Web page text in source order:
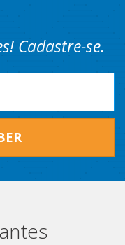
Cadastre-se.